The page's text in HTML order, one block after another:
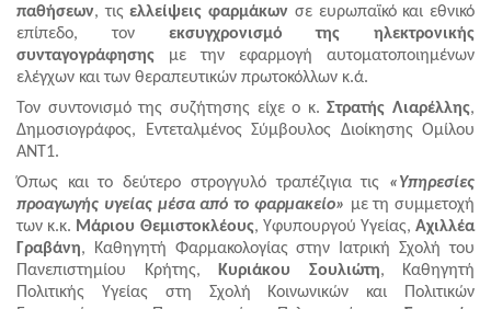
παθήσεων, τιςελλείψεις φαρμάκων σε ευρωπαϊκό και εθνικό
επίπεδο, τον εκσυγχρονισμό της ηλεκτρονικής
συνταγογράφησης με την εφαρμογή αυτοματοποιημένων
ελέγχων και των θεραπευτικών πρωτοκόλλων κ.ά.
Τον συντονισμό της συζήτησης είχε ο κ.Στρατής Λιαρέλλης,
Δημοσιογράφος, Εντεταλμένος Σύμβουλος Διοίκησης Ομίλου
ΑΝΤ1.
Όπως και το δεύτερο στρογγυλό τραπέζιγια τις «Υπηρεσίες
προαγωγής υγείας μέσα από το φαρμακείο» με τη συμμετοχή
των κ.κ. Μάριου Θεμιστοκλέους, Υφυπουργού Υγείας,Αχιλλέα
Γραβάνη, Καθηγητή Φαρμακολογίας στην Ιατρική Σχολή του
Πανεπιστημίου Κρήτης,
Κυριάκου Σουλιώτη, Καθηγητή
Πολιτικής Υγείας στη Σχολή Κοινωνικών και Πολιτικών